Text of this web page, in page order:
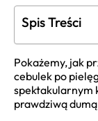
Spis Treści
Pokażemy, jak
cebulek po
spektakularnym
prawdziwą